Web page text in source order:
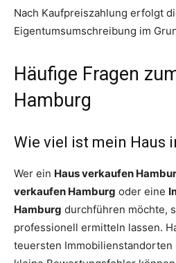
Nach Kaufpreiszahlung erfolgt
Eigentumsumschreibung im
Häufige Fragen
Hamburg
Wie viel ist mein Haus
Wer ein Haus verkaufen
verkaufen Hamburg oder eine
Hamburg durchführen möchte,
professionell ermitteln lassen.
teuersten Immobilienstandorten